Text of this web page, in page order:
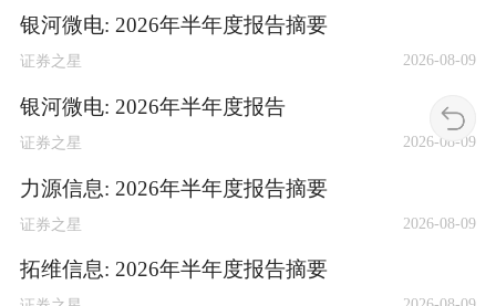
银河微电: 2026年半年度报告摘要
证券之星 2026-08-09
银河微电: 2026年半年度报告
证券之星 2026-08-09
力源信息: 2026年半年度报告摘要
证券之星 2026-08-09
拓维信息: 2026年半年度报告摘要